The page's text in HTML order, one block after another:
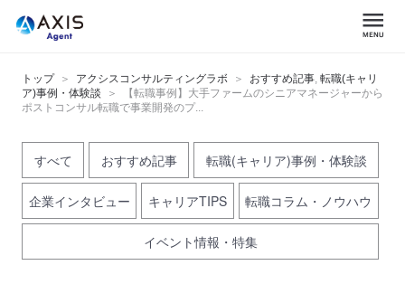
トップ アクシスコンサルティングラボ おすすめ記事, 転職(キャリ
ア)事例・体験談
【転職事例】大手ファームのシニアマネージャーから
ポストコンサル転職で事業開発のプ...
すべて おすすめ記事 転職(キャリア)事例・体験談
企業インタビュー キャリアTIPS 転職コラム・ノウハウ
イベント情報・特集